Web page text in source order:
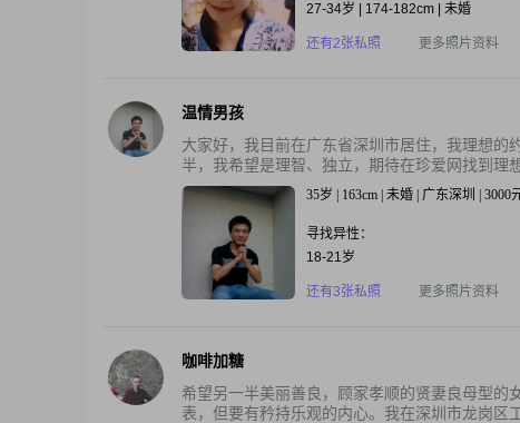
27-34岁 | 174-182cm | 未婚
还有2张私照 更多照片资料
温情男孩
大家好，我目前在广东省深圳市居住，我理想
半，我希望是理智、独立，期待在珍爱网找到理
35岁 | 163cm | 未婚 | 广东深圳 | 3000
寻找异性：
18-21岁
还有3张私照 更多照片资料
咖啡加糖
希望另一半美丽善良，顾家孝顺的贤妻良母型的
表，但要有矜持乐观的内心。我在深圳市龙岗区